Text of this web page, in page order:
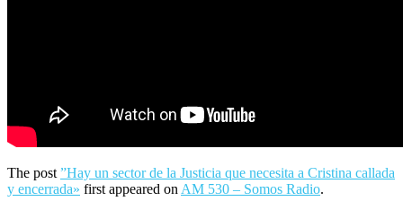
The post ”Hay un sector de la Justicia que necesita a Cristina callada
y encerrada» first appeared on AM 530 – Somos Radio.